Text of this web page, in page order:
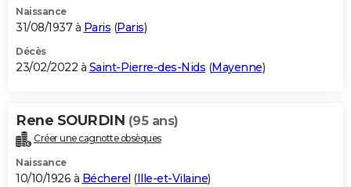
Naissance
31/08/1937 à Paris (Paris)
Décès
23/02/2022 à Saint-Pierre-des-Nids (Mayenne)
Rene SOURDIN (95 ans)
Créer une cagnotte obsèques
Naissance
10/10/1926 à Bécherel (Ille-et-Vilaine)